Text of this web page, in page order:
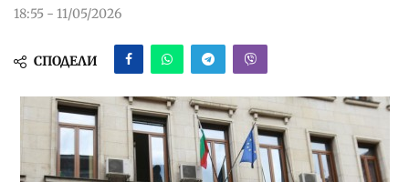
18:55 - 11/05/2026
СПОДЕЛИ